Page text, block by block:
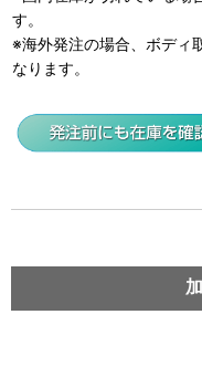
す。
※海外発注の場合、ボディ
なります。